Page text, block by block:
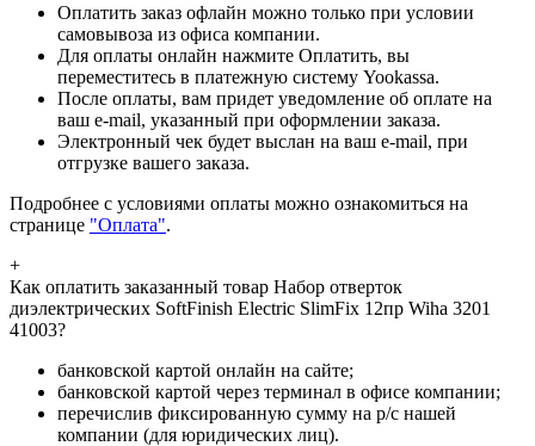
Оплатить заказ офлайн можно только при условии
самовывоза из офиса компании.
Для оплаты онлайн нажмите Оплатить, вы
переместитесь в платежную систему Yookassa.
После оплаты, вам придет уведомление об оплате на
ваш e-mail, указанный при оформлении заказа.
Электронный чек будет выслан на ваш e-mail, при
отгрузке вашего заказа.
Подробнее с условиями оплаты можно ознакомиться на
странице "Оплата".
+
Как оплатить заказанный товар Набор отверток
диэлектрических SoftFinish Electric SlimFix 12пр Wiha 3201
41003?
банковской картой онлайн на сайте;
банковской картой через терминал в офисе компании;
перечислив фиксированную сумму на р/с нашей
компании (для юридических лиц).